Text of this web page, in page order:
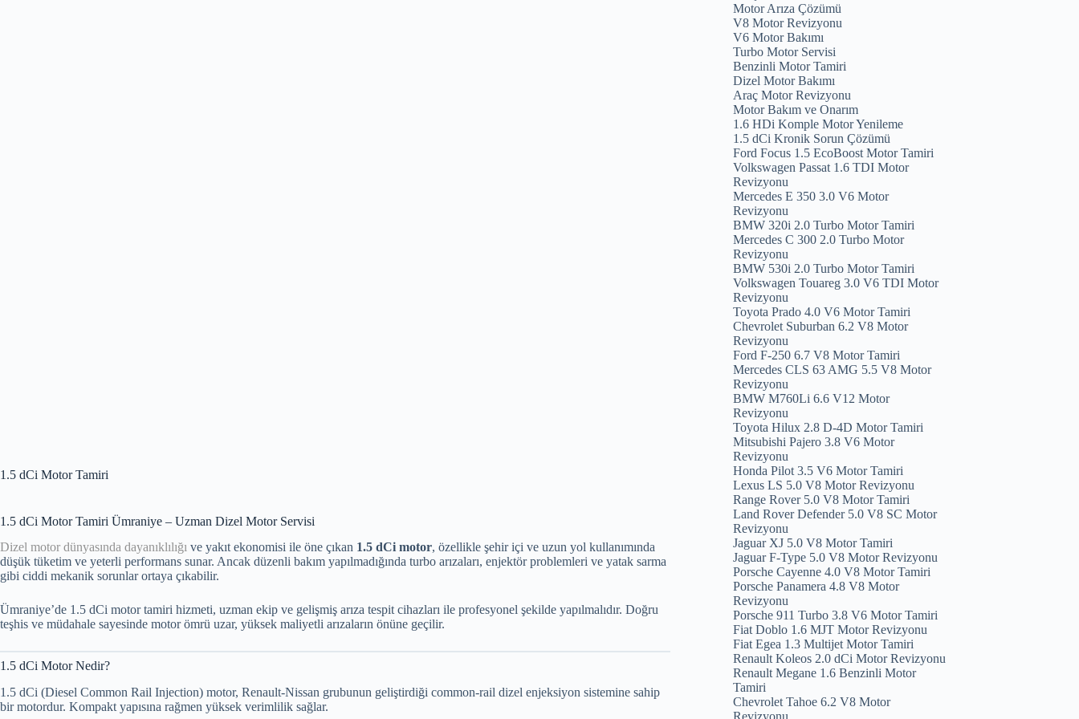
1.5 dCi Motor Tamiri
1.5 dCi Motor Tamiri Ümraniye – Uzman Dizel Motor Servisi
Dizel motor dünyasında dayanıklılığı ve yakıt ekonomisi ile öne çıkan 1.5 dCi motor, özellikle şehir içi ve uzun yol kullanımında
düşük tüketim ve yeterli performans sunar. Ancak düzenli bakım yapılmadığında turbo arızaları, enjektör problemleri ve yatak sarma
gibi ciddi mekanik sorunlar ortaya çıkabilir.
Ümraniye’de 1.5 dCi motor tamiri hizmeti, uzman ekip ve gelişmiş arıza tespit cihazları ile profesyonel şekilde yapılmalıdır. Doğru
teşhis ve müdahale sayesinde motor ömrü uzar, yüksek maliyetli arızaların önüne geçilir.
1.5 dCi Motor Nedir?
1.5 dCi (Diesel Common Rail Injection) motor, Renault-Nissan grubunun geliştirdiği common-rail dizel enjeksiyon sistemine sahip
bir motordur. Kompakt yapısına rağmen yüksek verimlilik sağlar.
Motor Arıza Çözümü
V8 Motor Revizyonu
V6 Motor Bakımı
Turbo Motor Servisi
Benzinli Motor Tamiri
Dizel Motor Bakımı
Araç Motor Revizyonu
Motor Bakım ve Onarım
1.6 HDi Komple Motor Yenileme
1.5 dCi Kronik Sorun Çözümü
Ford Focus 1.5 EcoBoost Motor Tamiri
Volkswagen Passat 1.6 TDI Motor
Revizyonu
Mercedes E 350 3.0 V6 Motor
Revizyonu
BMW 320i 2.0 Turbo Motor Tamiri
Mercedes C 300 2.0 Turbo Motor
Revizyonu
BMW 530i 2.0 Turbo Motor Tamiri
Volkswagen Touareg 3.0 V6 TDI Motor
Revizyonu
Toyota Prado 4.0 V6 Motor Tamiri
Chevrolet Suburban 6.2 V8 Motor
Revizyonu
Ford F-250 6.7 V8 Motor Tamiri
Mercedes CLS 63 AMG 5.5 V8 Motor
Revizyonu
BMW M760Li 6.6 V12 Motor
Revizyonu
Toyota Hilux 2.8 D-4D Motor Tamiri
Mitsubishi Pajero 3.8 V6 Motor
Revizyonu
Honda Pilot 3.5 V6 Motor Tamiri
Lexus LS 5.0 V8 Motor Revizyonu
Range Rover 5.0 V8 Motor Tamiri
Land Rover Defender 5.0 V8 SC Motor
Revizyonu
Jaguar XJ 5.0 V8 Motor Tamiri
Jaguar F-Type 5.0 V8 Motor Revizyonu
Porsche Cayenne 4.0 V8 Motor Tamiri
Porsche Panamera 4.8 V8 Motor
Revizyonu
Porsche 911 Turbo 3.8 V6 Motor Tamiri
Fiat Doblo 1.6 MJT Motor Revizyonu
Fiat Egea 1.3 Multijet Motor Tamiri
Renault Koleos 2.0 dCi Motor Revizyonu
Renault Megane 1.6 Benzinli Motor
Tamiri
Chevrolet Tahoe 6.2 V8 Motor
Revizyonu